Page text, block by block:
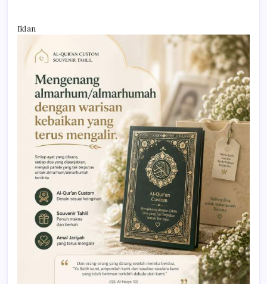
Iklan